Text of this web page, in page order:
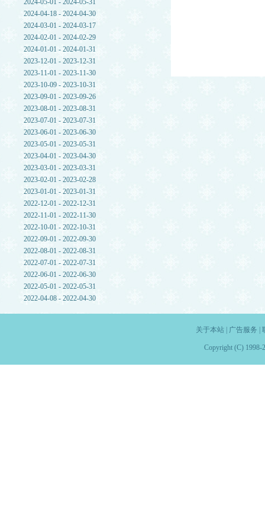
2024-05-01 - 2024-05-31
2024-04-18 - 2024-04-30
2024-03-01 - 2024-03-17
2024-02-01 - 2024-02-29
2024-01-01 - 2024-01-31
2023-12-01 - 2023-12-31
2023-11-01 - 2023-11-30
2023-10-09 - 2023-10-31
2023-09-01 - 2023-09-26
2023-08-01 - 2023-08-31
2023-07-01 - 2023-07-31
2023-06-01 - 2023-06-30
2023-05-01 - 2023-05-31
2023-04-01 - 2023-04-30
2023-03-01 - 2023-03-31
2023-02-01 - 2023-02-28
2023-01-01 - 2023-01-31
2022-12-01 - 2022-12-31
2022-11-01 - 2022-11-30
2022-10-01 - 2022-10-31
2022-09-01 - 2022-09-30
2022-08-01 - 2022-08-31
2022-07-01 - 2022-07-31
2022-06-01 - 2022-06-30
2022-05-01 - 2022-05-31
2022-04-08 - 2022-04-30
关于本站| 广告服务
Copyright (C) 1998-